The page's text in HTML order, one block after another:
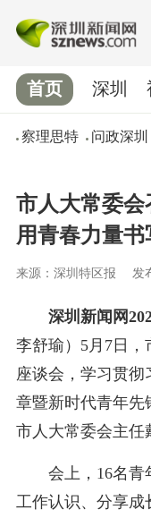
首页
察理思特 问政深圳
深圳
市人大常委
用青春力量
来源：深圳特区报 发
深圳新闻网
李舒瑜）5月7日
座谈会，学习贯
章暨新时代青年先
市人大常委会主任
会上，16名青
工作认识、分享成